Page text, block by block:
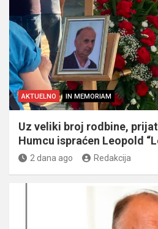
AKTUELNO IN MEMORIAM
Uz veliki broj rodbine,
Humcu ispraćen Leopold
2 dana ago Redakcija